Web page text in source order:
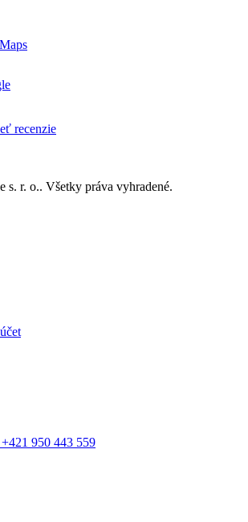
recenzie
s. r. o.. Všetky práva vyhradené.
+421 950 443 559